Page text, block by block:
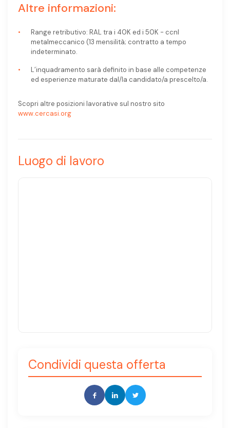
Altre informazioni:
Range retributivo: RAL tra i 40K ed i 50K - ccnl
metalmeccanico (13 mensilità; contratto a tempo
indeterminato.
L’inquadramento sarà definito in base alle competenze
ed esperienze maturate dal/la candidato/a prescelto/a.
Scopri altre posizioni lavorative sul nostro sito
www.cercasi.org
Luogo di lavoro
Condividi questa offerta